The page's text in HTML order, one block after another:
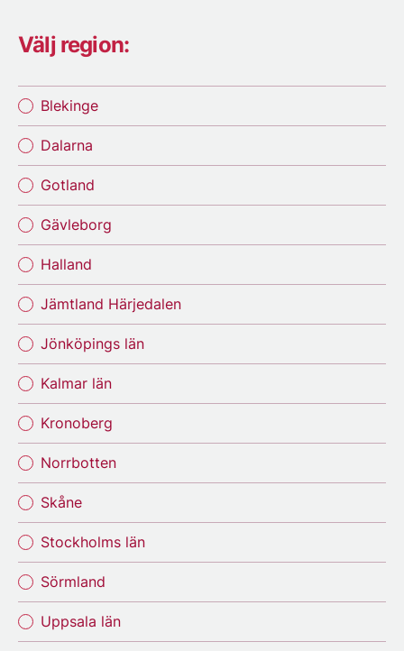
Välj region:
Blekinge
Dalarna
Gotland
Gävleborg
Halland
Jämtland Härjedalen
Jönköpings län
Kalmar län
Kronoberg
Norrbotten
Skåne
Stockholms län
Sörmland
Uppsala län